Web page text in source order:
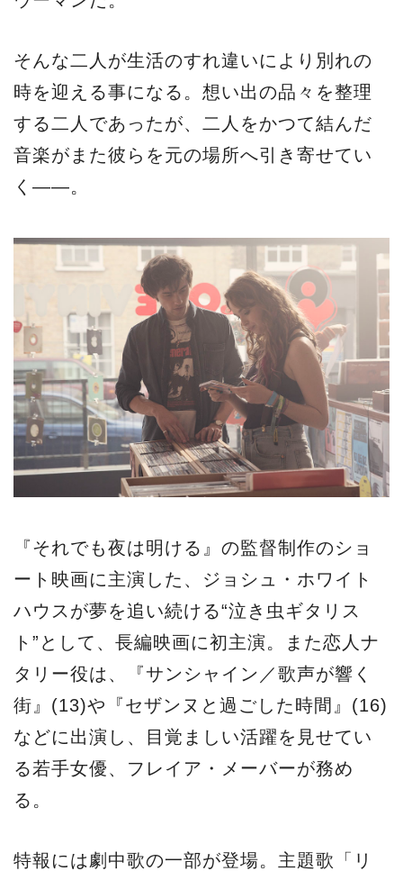
そんな二人が生活のすれ違いにより別れの
時を迎える事になる。想い出の品々を整理
する二人であったが、二人をかつて結んだ
音楽がまた彼らを元の場所へ引き寄せてい
く――。
『それでも夜は明ける』の監督制作のショ
ート映画に主演した、ジョシュ・ホワイト
ハウスが夢を追い続ける“泣き虫ギタリス
ト”として、長編映画に初主演。また恋人ナ
タリー役は、『サンシャイン／歌声が響く
街』(13)や『セザンヌと過ごした時間』(16)
などに出演し、目覚ましい活躍を見せてい
る若手女優、フレイア・メーバーが務め
る。
特報には劇中歌の一部が登場。主題歌「リ